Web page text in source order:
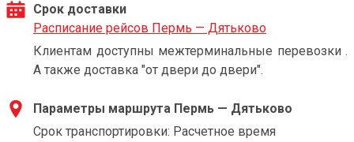
Срок доставки
Расписание рейсов Пермь — Дятьково
Клиентам доступны межтерминальные перевозки .
А также доставка "от двери до двери".
Параметры маршрута Пермь — Дятьково
Срок транспортировки: Расчетное время